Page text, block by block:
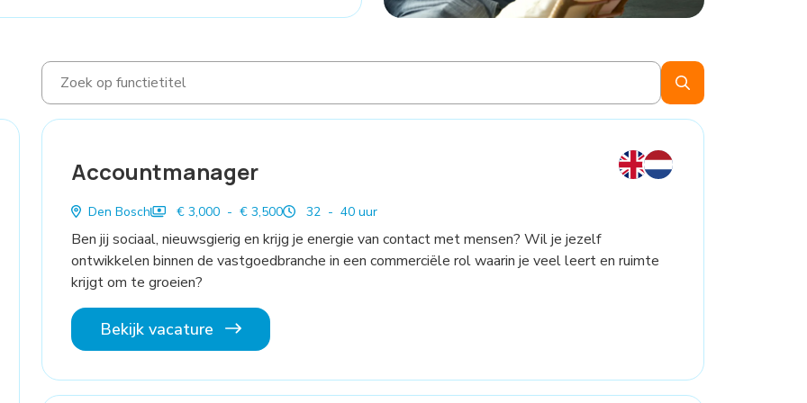
Accountmanager
Den Bosch € 3,000 - € 3,500 32 - 40 uur
Ben jij sociaal, nieuwsgierig en krijg je energie van contact met mensen? Wil je jezelf
ontwikkelen binnen de vastgoedbranche in een commerciële rol waarin je veel leert en ruimte
krijgt om te groeien?
Bekijk vacature